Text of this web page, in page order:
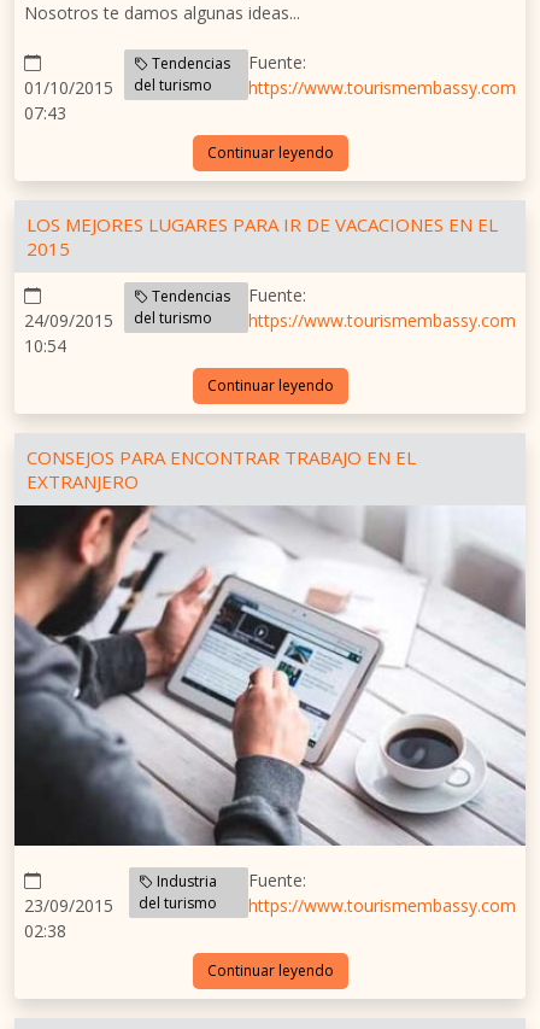
Nosotros te damos algunas ideas...
01/10/2015
07:43
Tendencias
del turismo
Fuente:
https://www.tourismembassy.com
Continuar leyendo
LOS MEJORES LUGARES PARA IR DE VACACIONES EN EL
2015
24/09/2015
10:54
Tendencias
del turismo
Fuente:
https://www.tourismembassy.com
Continuar leyendo
CONSEJOS PARA ENCONTRAR TRABAJO EN EL
EXTRANJERO
23/09/2015
02:38
Industria
del turismo
Fuente:
https://www.tourismembassy.com
Continuar leyendo